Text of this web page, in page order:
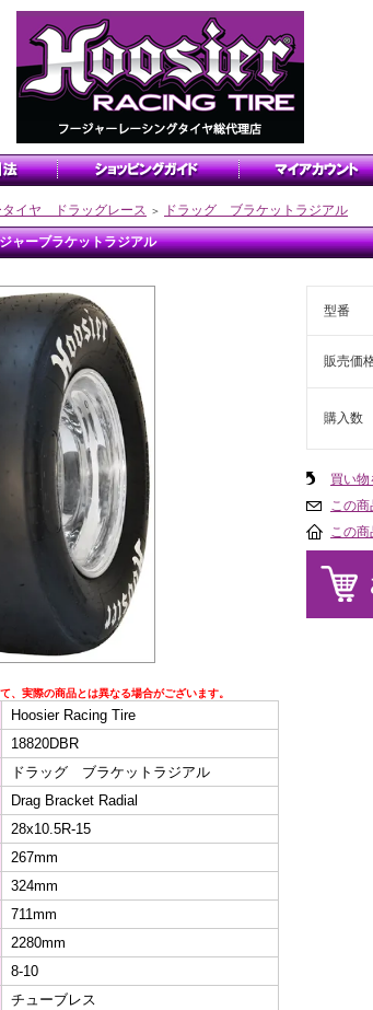
タイヤ ドラッグレース ＞ ドラッグ ブラケットラジアル
ャーブラケットラジアル
、実際の商品とは異なる場合がございます。
Hoosier Racing Tire
18820DBR
ドラッグ ブラケットラジアル
Drag Bracket Radial
28x10.5R-15
267mm
324mm
711mm
2280mm
8-10
チューブレス
型番
販売価
購入数
買い物
この
この